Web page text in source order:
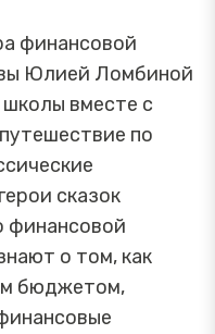
финансовой
Юлией Ломбиной
вместе с
по
сказок
финансовой
о том, как
бюджетом,